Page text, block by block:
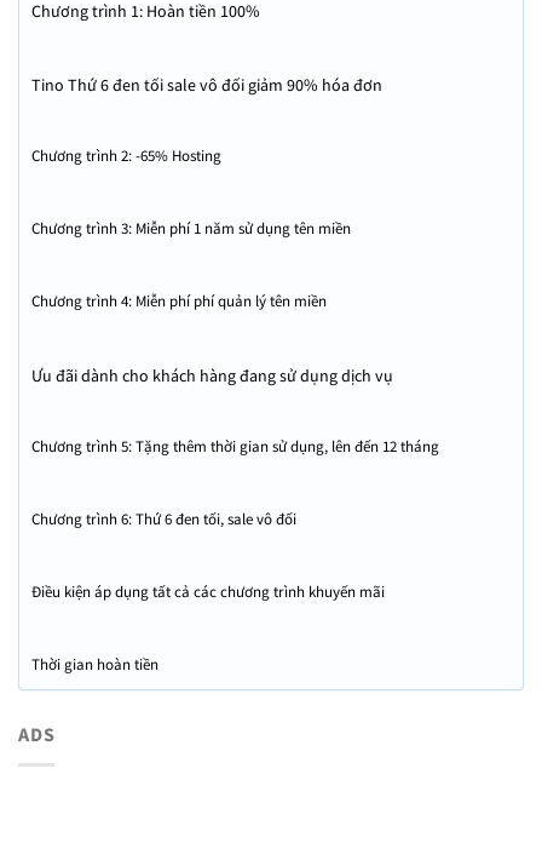
Chương trình 1: Hoàn tiền 100%
Tino Thứ 6 đen tối sale vô đối giảm 90% hóa đơn
Chương trình 2: -65% Hosting
Chương trình 3: Miễn phí 1 năm sử dụng tên miền
Chương trình 4: Miễn phí phí quản lý tên miền
Ưu đãi dành cho khách hàng đang sử dụng dịch vụ
Chương trình 5: Tặng thêm thời gian sử dụng, lên đến 12 tháng
Chương trình 6: Thứ 6 đen tối, sale vô đối
Điều kiện áp dụng tất cả các chương trình khuyến mãi
Thời gian hoàn tiền
ADS